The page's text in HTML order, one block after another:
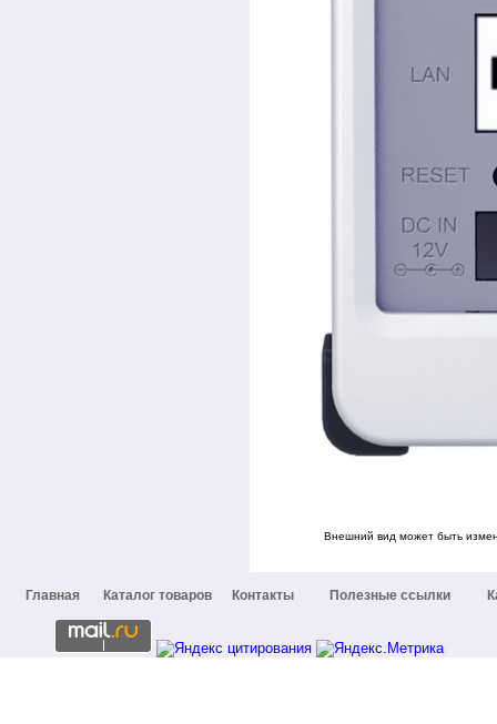
Внешний вид может быть
Главная Каталог товаров Контакты Полезные ссылки